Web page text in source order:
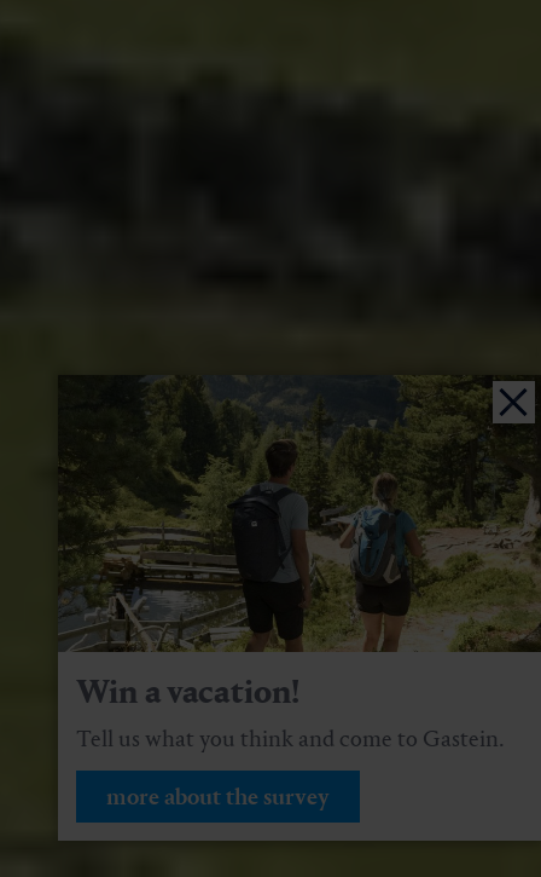
Win a vacation!
Tell us what you think and come to Gastein.
more about the survey